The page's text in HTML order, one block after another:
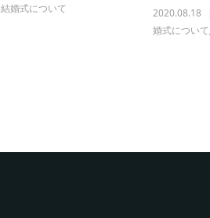
結婚式について 2020.08.18
婚式について